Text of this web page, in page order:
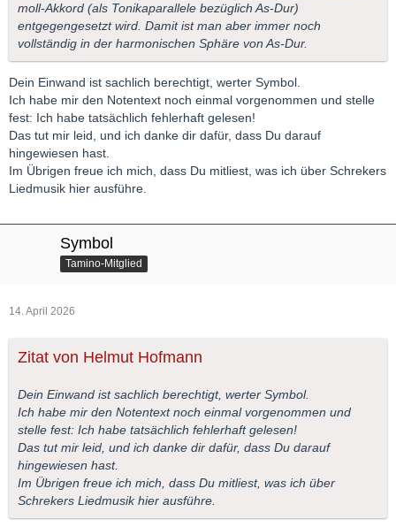
moll-Akkord (als Tonikaparallele bezüglich As-Dur)
entgegengesetzt wird. Damit ist man aber immer noch
vollständig in der harmonischen Sphäre von As-Dur.
Dein Einwand ist sachlich berechtigt, werter Symbol.
Ich habe mir den Notentext noch einmal vorgenommen und stelle
fest: Ich habe tatsächlich fehlerhaft gelesen!
Das tut mir leid, und ich danke dir dafür, dass Du darauf
hingewiesen hast.
Im Übrigen freue ich mich, dass Du mitliest, was ich über Schrekers
Liedmusik hier ausführe.
Symbol
Tamino-Mitglied
14. April 2026
Zitat von Helmut Hofmann
Dein Einwand ist sachlich berechtigt, werter Symbol.
Ich habe mir den Notentext noch einmal vorgenommen und
stelle fest: Ich habe tatsächlich fehlerhaft gelesen!
Das tut mir leid, und ich danke dir dafür, dass Du darauf
hingewiesen hast.
Im Übrigen freue ich mich, dass Du mitliest, was ich über
Schrekers Liedmusik hier ausführe.